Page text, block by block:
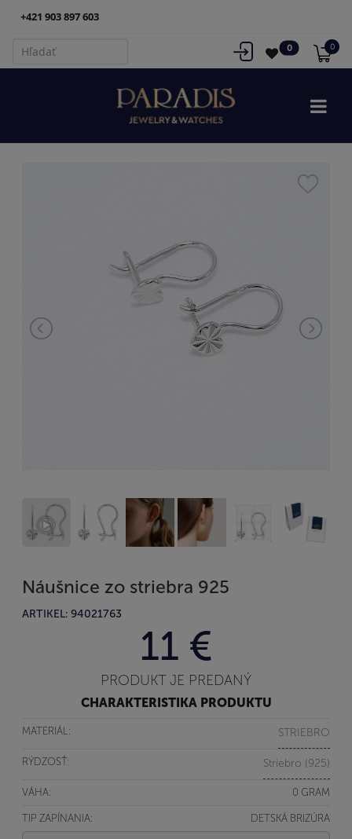
+421 903 897 603
0 0
Náušnice zo striebra 925
ARTIKEL: 94021763
11 €
PRODUKT JE PREDANÝ
CHARAKTERISTIKA PRODUKTU
MATERIÁL: STRIEBRO
RÝDZOSŤ: Striebro (925)
VÁHA: 0 GRAM
TIP ZAPÍNANIA: DETSKÁ BRIZÚRA